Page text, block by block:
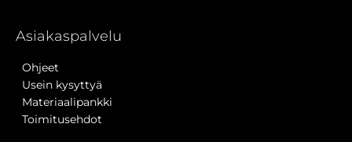
Asiakaspalvelu
Ohjeet
Usein kysyttyä
Materiaalipankki
Toimitusehdot